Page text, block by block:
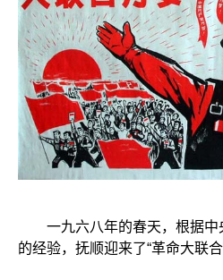
一九六八年的春天，根据中
的经验，抚顺迎来了“革命大联合